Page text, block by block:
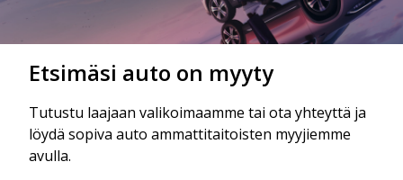
Etsimäsi auto on myyty
Tutustu laajaan valikoimaamme tai ota yhteyttä ja
löydä sopiva auto ammattitaitoisten myyjiemme
avulla.